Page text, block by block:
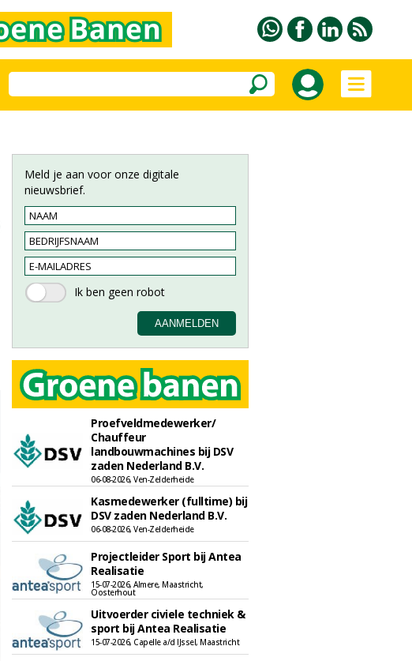
Meld je aan voor onze digitale
nieuwsbrief.
Proefveldmedewerker/
Chauffeur
landbouwmachines bij DSV
zaden Nederland B.V.
06-08-2026, Ven-Zelderheide
Kasmedewerker (fulltime) bij
DSV zaden Nederland B.V.
06-08-2026, Ven-Zelderheide
Projectleider Sport bij Antea
Realisatie
15-07-2026, Almere, Maastricht,
Oosterhout
Uitvoerder civiele techniek &
sport bij Antea Realisatie
15-07-2026, Capelle a/d IJssel, Maastricht